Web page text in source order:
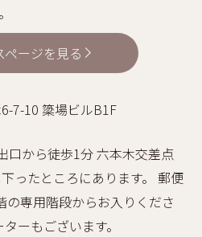
ページを見る
7-10 簗場ビルB1F
口から徒歩1分 六本木交差点
ったところにあります。 郵便
の専用階段からお入りくださ
ーもございます。